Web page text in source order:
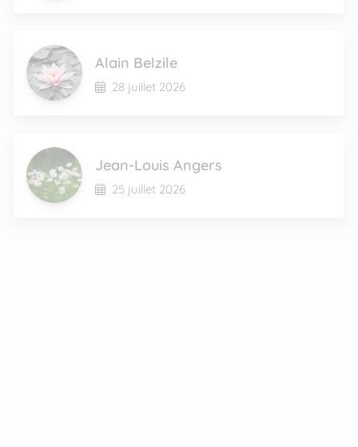
Alain Belzile
28 juillet 2026
Jean-Louis Angers
25 juillet 2026